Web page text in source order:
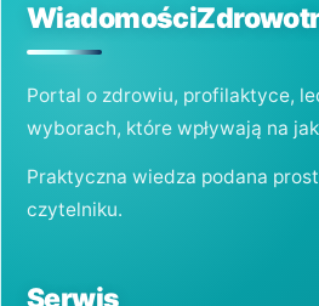
JAK
Portal o zdrowiu, profilaktyce,
wyborach, które wpływają na
Praktyczna wiedza podana
czytelniku.
Serwis